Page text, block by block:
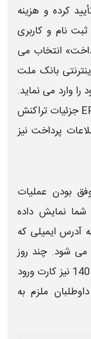
کرده و هزینه
ثبت‌ نام و کاربری
انتخاب می‌
بانک ملت
وارد می‌ نماید.
جزئیات تراکنش
پرداخت نیز
بودن عملیات
شما نمایش داده
آدرس ایمیلی که
می شود. چند روز
نیز کارت ورود
ملزم به